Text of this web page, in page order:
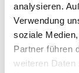
analysieren.
Verwendung
soziale
Partner führen
weiteren Daten